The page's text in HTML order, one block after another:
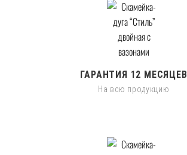
ГАРАНТИЯ 12 МЕСЯЦЕВ
На всю продукцию